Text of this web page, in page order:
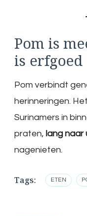
Pom is
is erfgoed
Pom verbindt
herinneringen.
Surinamers in
praten, lang naar
nagenieten.
Tags: ETEN